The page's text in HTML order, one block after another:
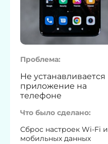
Проблема:
Не устанавливается
приложение на
телефоне
Что было сделано:
Сброс настроек Wi-Fi и
мобильных данных